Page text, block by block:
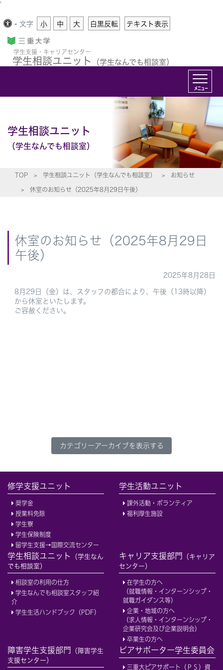
'
- 文字 小 中 大 白黒反転 テキスト表示
学生支援・キャリアセンター
学生相談ユニット （学生なんでも相談室）
メニュー
学生相談ユニット
（学生なんでも相談室）
TOP 学生相談ユニット（学生なんでも相談室） お知らせ
休室のお知らせ（2025年8月29日午後）
休室のお知らせ（2025年8月29日
午後）
2025年8月28日
8月29日（金）は、スタッフの都合により、午後（13時以降）
から休室といたします。
ご容赦ください。
カテゴリーアーカイブを表示する
修学支援ユニット
奨学金
授業料免除
学生寮
学生保険制度
留学生支援→国際交流センター
学生活動ユニット
課外活動・ボランティア
福利厚生施設
学生相談ユニット
（学生なん
でも相談室）
相談室の利用の仕方
学生なんでも相談室スタッフ紹
介
学生生活ハンドブック（PDF）
キャリア支援部門
（キャリア
センター）
在学生の方へ
（就職情報・インターンシップ・
就職ガイダンス等）
企業・地域の方へ
（求人情報・インターンシップ・
企業研究会及び企業説明会）
卒業生の方へ
障害学生支援部門
（障害学生
支援センター）
ピアサポーター学生委員会
三重大ピアサポート（ＰＳ）資